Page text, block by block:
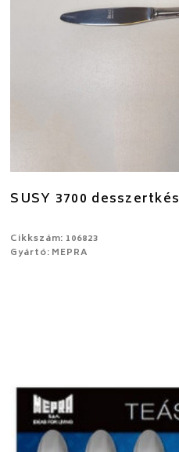
SUSY 3700 desszertkés
Cikkszám: 106823
Gyártó: MEPRA